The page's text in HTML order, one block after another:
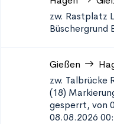
zw. Rastplatz
Büschergrund
Gießen
zw. Talbrücke
(18)
gesperrt, von
08.08.2026